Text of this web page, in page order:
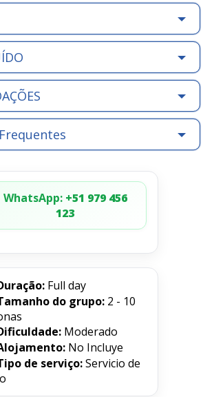
WhatsApp:+51 979 456
123
Full day
do grupo: 2 - 10
Moderado
No Incluye
de serviço:Servicio de